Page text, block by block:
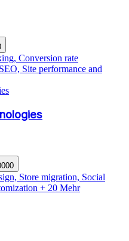
Conversion rate
Site performance and
Store migration, Social
+ 20 Mehr